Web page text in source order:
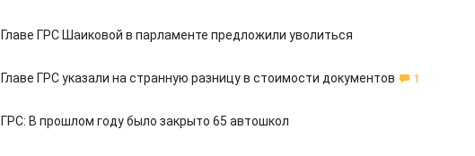
Главе ГРС Шаиковой в парламенте предложили уволиться
Главе ГРС указали на странную разницу в стоимости документов 1
ГРС: В прошлом году было закрыто 65 автошкол